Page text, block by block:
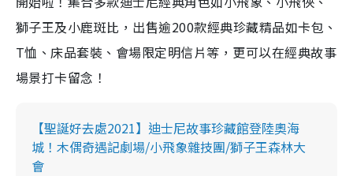
獅子王及小鹿斑比，出售逾200款經典珍藏精品如卡包、
T恤、床品套裝、會場限定明信片等，更可以在經典故事
場景打卡留念！
【聖誕好去處2021】迪士尼故事珍藏館登陸奧海
城！木偶奇遇記劇場/小飛象雜技團/獅子王森林大
會